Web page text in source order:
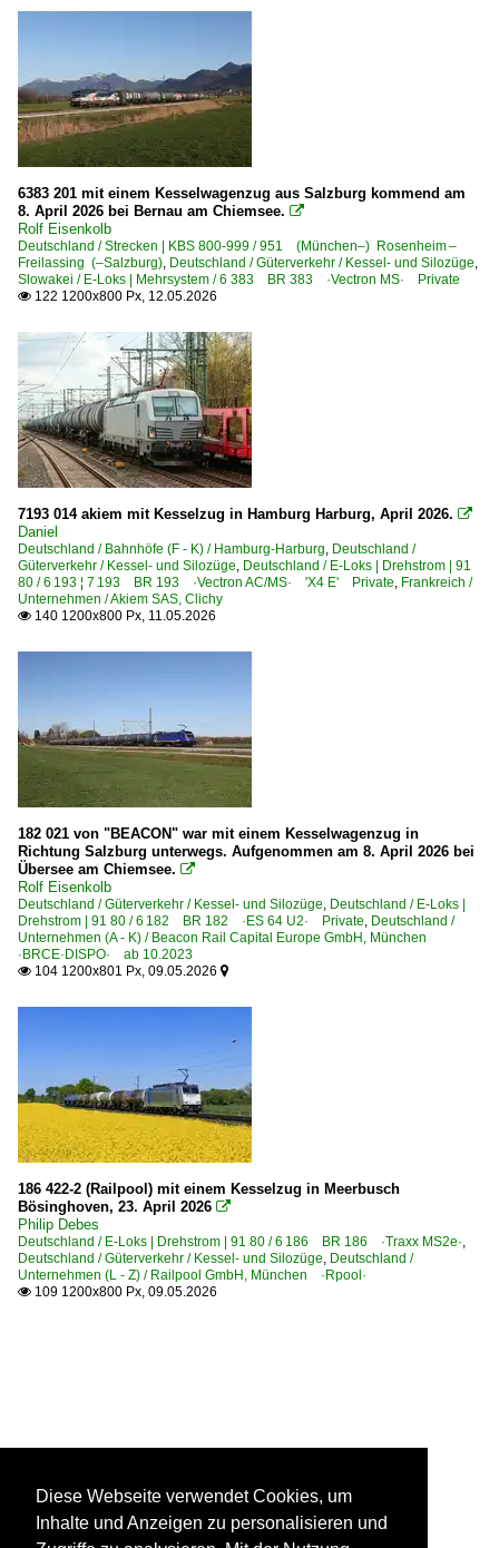
6383 201 mit einem Kesselwagenzug aus Salzburg kommend am
8. April 2026 bei Bernau am Chiemsee. 
Rolf Eisenkolb
Deutschland / Strecken | KBS 800-999 / 951 (München–) Rosenheim –
Freilassing (–Salzburg), Deutschland / Güterverkehr / Kessel- und Silozüge,
Slowakei / E-Loks | Mehrsystem / 6 383 BR 383 ·Vectron MS· Private
 122 1200x800 Px, 12.05.2026
7193 014 akiem mit Kesselzug in Hamburg Harburg, April 2026. 
Daniel
Deutschland / Bahnhöfe (F - K) / Hamburg-Harburg, Deutschland /
Güterverkehr / Kessel- und Silozüge, Deutschland / E-Loks | Drehstrom | 91
80 / 6 193 ¦ 7 193 BR 193 ·Vectron AC/MS· 'X4 E' Private, Frankreich /
Unternehmen / Akiem SAS, Clichy
 140 1200x800 Px, 11.05.2026
182 021 von "BEACON" war mit einem Kesselwagenzug in
Richtung Salzburg unterwegs. Aufgenommen am 8. April 2026 bei
Übersee am Chiemsee. 
Rolf Eisenkolb
Deutschland / Güterverkehr / Kessel- und Silozüge, Deutschland / E-Loks |
Drehstrom | 91 80 / 6 182 BR 182 ·ES 64 U2· Private, Deutschland /
Unternehmen (A - K) / Beacon Rail Capital Europe GmbH, München
·BRCE·DISPO· ab 10.2023
 104 1200x801 Px, 09.05.2026 
186 422-2 (Railpool) mit einem Kesselzug in Meerbusch
Bösinghoven, 23. April 2026 
Philip Debes
Deutschland / E-Loks | Drehstrom | 91 80 / 6 186 BR 186 ·Traxx MS2e·,
Deutschland / Güterverkehr / Kessel- und Silozüge, Deutschland /
Unternehmen (L - Z) / Railpool GmbH, München ·Rpool·
 109 1200x800 Px, 09.05.2026
Diese Webseite verwendet Cookies, um
Inhalte und Anzeigen zu personalisieren und